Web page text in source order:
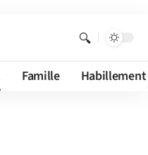
Famille Habillement